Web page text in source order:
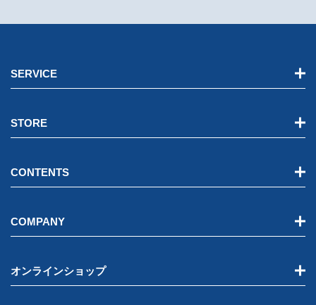
SERVICE
STORE
CONTENTS
COMPANY
オンラインショップ